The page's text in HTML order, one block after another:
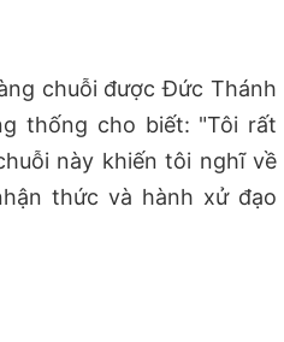
chuỗi được Đức Thánh
thống cho biết: "Tôi rất
này khiến tôi nghĩ về
thức và hành xử đạo